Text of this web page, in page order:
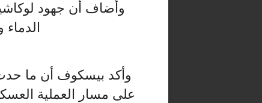
وأضاف أن جهود
وأكد بيسكوف أن ما
على مسار العملية